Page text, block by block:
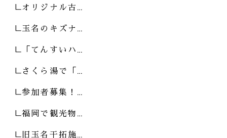
オリジナル古…
玉名のキズナ…
「てんすいハ…
さくら湯で「…
参加者募集！…
福岡で観光物…
旧玉名干拓施…